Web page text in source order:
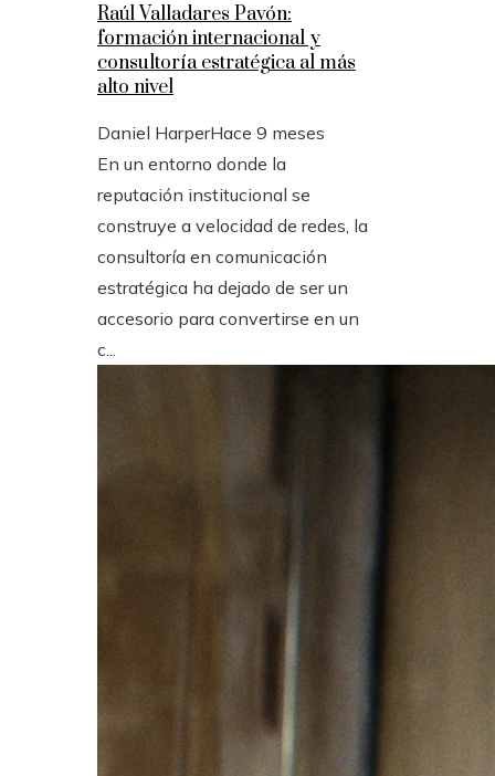
Raúl Valladares Pavón:
formación internacional y
consultoría estratégica al más
alto nivel
Daniel HarperHace 9 meses
En un entorno donde la
reputación institucional se
construye a velocidad de redes, la
consultoría en comunicación
estratégica ha dejado de ser un
accesorio para convertirse en un
c...